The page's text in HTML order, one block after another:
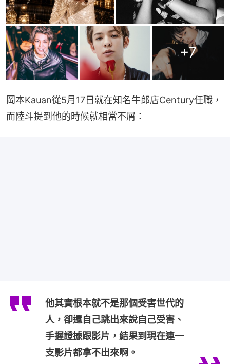
+7
岡本Kauan從5月17日就在知名牛郎店Century任職，
而陸斗提到他的時候就相當不屑：
他其實根本就不是那個受害世代的
人，卻還自己跳出來說自己受害、
手握證據跟影片，結果到現在連一
支影片都拿不出來啊。